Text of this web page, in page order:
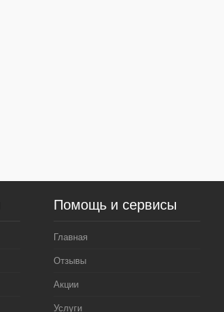
Помощь и сервисы
Главная
Отзывы
Акции
Услуги